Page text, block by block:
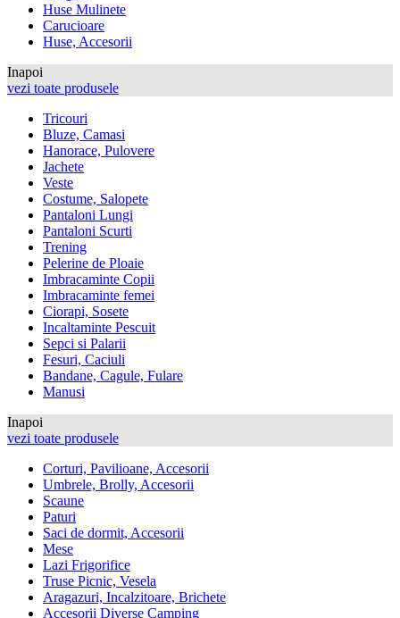
Huse Mulinete
Carucioare
Huse, Accesorii
Inapoi
vezi toate produsele
Tricouri
Bluze, Camasi
Hanorace, Pulovere
Jachete
Veste
Costume, Salopete
Pantaloni Lungi
Pantaloni Scurti
Trening
Pelerine de Ploaie
Imbracaminte Copii
Imbracaminte femei
Ciorapi, Sosete
Incaltaminte Pescuit
Sepci si Palarii
Fesuri, Caciuli
Bandane, Cagule, Fulare
Manusi
Inapoi
vezi toate produsele
Corturi, Pavilioane, Accesorii
Umbrele, Brolly, Accesorii
Scaune
Paturi
Saci de dormit, Accesorii
Mese
Lazi Frigorifice
Truse Picnic, Vesela
Aragazuri, Incalzitoare, Brichete
Accesorii Diverse Camping